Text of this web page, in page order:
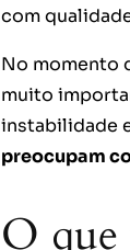
com
No momento
muito
instabilidade
preocupam
O que